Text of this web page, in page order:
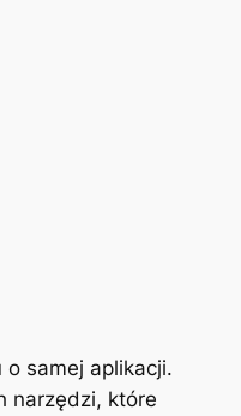
o samej aplikacji.
narzędzi, które